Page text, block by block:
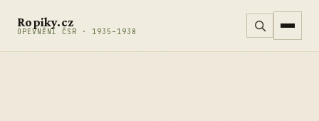
Ropiky.cz
OPEVNĚNÍ ČSR · 1935–1938